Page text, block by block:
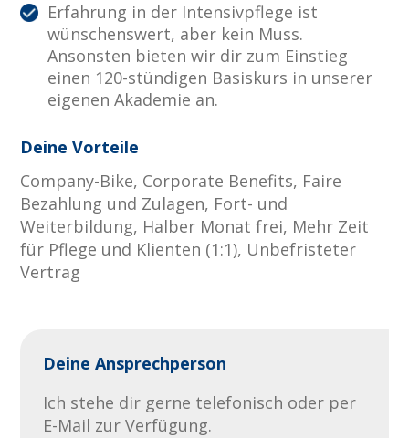
Erfahrung in der Intensivpflege ist
wünschenswert, aber kein Muss.
Ansonsten bieten wir dir zum Einstieg
einen 120-stündigen Basiskurs in unserer
eigenen Akademie an.
Deine Vorteile
Company-Bike, Corporate Benefits, Faire
Bezahlung und Zulagen, Fort- und
Weiterbildung, Halber Monat frei, Mehr Zeit
für Pflege und Klienten (1:1), Unbefristeter
Vertrag
Deine Ansprechperson
Ich stehe dir gerne telefonisch oder per
E-Mail zur Verfügung.